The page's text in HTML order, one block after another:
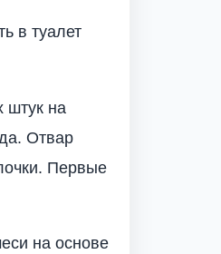
в туалет
штук на
Отвар
Первые
на основе